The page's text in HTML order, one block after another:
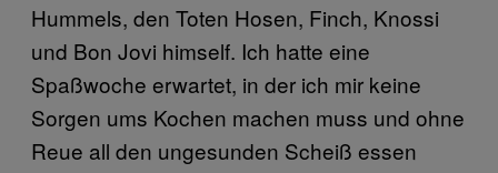
Hummels, den Toten Hosen, Finch, Knossi
und Bon Jovi himself. Ich hatte eine
Spaßwoche erwartet, in der ich mir keine
Sorgen ums Kochen machen muss und ohne
Reue all den ungesunden Scheiß essen